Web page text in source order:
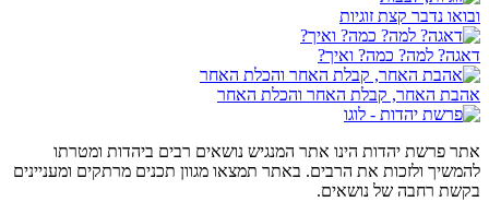
ובואו נדבר קצת זוגיות
דאגה? למה? כמה? ואיך?
אהבת האחר, קבלת האחר והכלת האחר
אתר פרשת יהדות הינו אתר המנגיש נושאים רבים ביהדות ומטרתו
להמשיך ולזכות את הרבים. באתר תמצאו מגוון תכנים מרתקים ומעניינים
בקשת רחבה של נושאים.